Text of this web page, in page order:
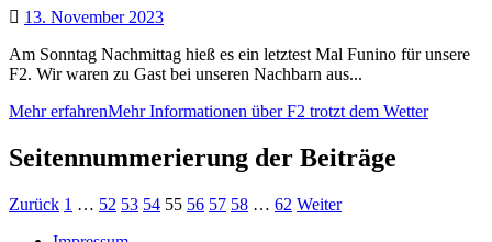
13. November 2023
Am Sonntag Nachmittag hieß es ein letztest Mal Funino für unsere
F2. Wir waren zu Gast bei unseren Nachbarn aus...
Mehr erfahrenMehr Informationen über F2 trotzt dem Wetter
Seitennummerierung der Beiträge
Zurück 1 … 52 53 54 55 56 57 58 … 62 Weiter